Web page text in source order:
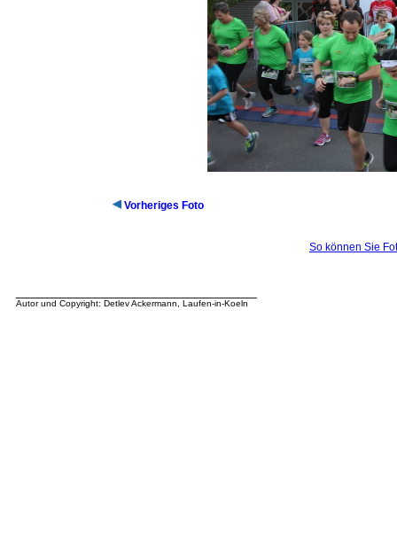
Vorheriges Foto
So können Sie
Autor und Copyright: Detlev Ackermann, Laufen-in-Koeln